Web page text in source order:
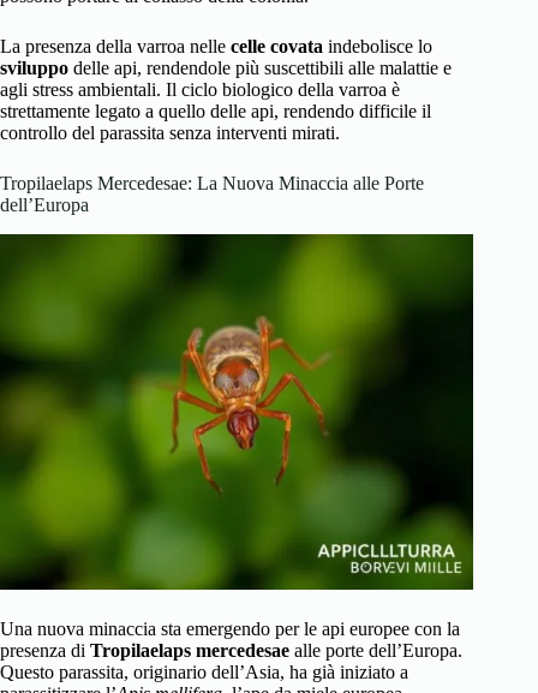
La presenza della varroa nelle celle covata indebolisce lo
sviluppo delle api, rendendole più suscettibili alle malattie e
agli stress ambientali. Il ciclo biologico della varroa è
strettamente legato a quello delle api, rendendo difficile il
controllo del parassita senza interventi mirati.
Tropilaelaps Mercedesae: La Nuova Minaccia alle Porte
dell’Europa
Una nuova minaccia sta emergendo per le api europee con la
presenza di Tropilaelaps mercedesae alle porte dell’Europa.
Questo parassita, originario dell’Asia, ha già iniziato a